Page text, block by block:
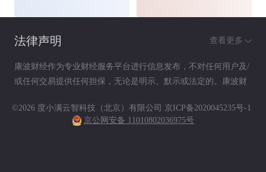
代收代缴义务，保户在投保时，应通过保险公司一
并缴纳车船税。
六是投保人收到保单后，可通过保险公司客户服务
电话或其他可行方式与公司联系，核对公司记录的
法律声明 查看更多
康波财经作为专业财经服务平台进行信息发布，不对任何用户及/
或任何交易提供任何担保，无论是明示、默示或法定的。康波财
链接）仅供参考（如：历史或预期收益不代表实际收益），不作
为任何法律文件，亦不构成任何邀约、投资建议或承诺，用户应
©2026 度小满云智科技（北京）有限公司 京ICP备2020045235号-1
京公网安备 11010802036975号